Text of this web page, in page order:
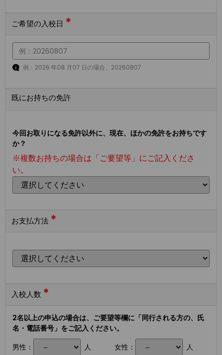
ご希望の入校日 *
例：2026 年08 月07 日の場合、20260807
既にお持ちの免許
今回お取りになる免許以外に、現在、ほかの免許をお持ちです
か？
※複数お持ちの場合は「ご要望等」にご記入くださ
い。
お支払方法 *
入校人数 *
2名以上の申込の場合は、ご要望等欄に「同行される方の、氏
名・電話番号」をご記入ください。
男性：
人 女性： 人